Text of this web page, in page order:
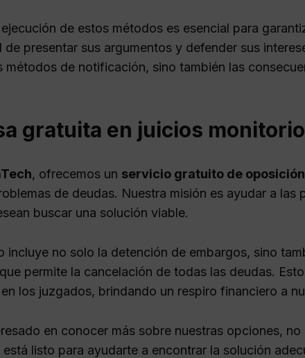
de estos métodos es esencial para
de presentar sus argumentos y defender sus
métodos de notificación, sino también las
gratuita en juicios
, ofrecemos un servicio gratuito de oposición
de deudas. Nuestra misión es ayudar a las
buscar una solución viable.
incluye no solo la detención de embargos, sino
permite la cancelación de todas las deudas.
los juzgados, brindando un respiro financiero a
en conocer más sobre nuestras opciones, no
listo para ayudarte a encontrar la solución